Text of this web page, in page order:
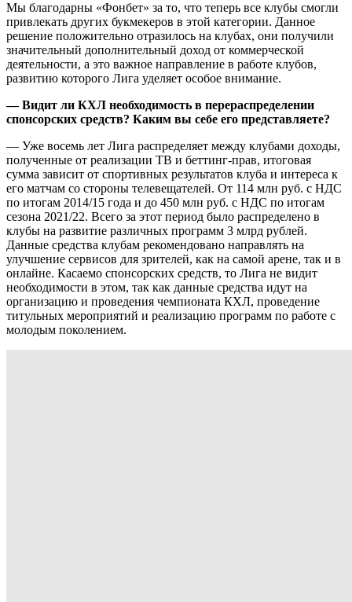
Мы благодарны «Фонбет» за то, что теперь все клубы смогли
привлекать других букмекеров в этой категории. Данное
решение положительно отразилось на клубах, они получили
значительный дополнительный доход от коммерческой
деятельности, а это важное направление в работе клубов,
развитию которого Лига уделяет особое внимание.
— Видит ли КХЛ необходимость в перераспределении
спонсорских средств? Каким вы себе его представляете?
— Уже восемь лет Лига распределяет между клубами доходы,
полученные от реализации ТВ и беттинг-прав, итоговая
сумма зависит от спортивных результатов клуба и интереса к
его матчам со стороны телевещателей. От 114 млн руб. с НДС
по итогам 2014/15 года и до 450 млн руб. с НДС по итогам
сезона 2021/22. Всего за этот период было распределено в
клубы на развитие различных программ 3 млрд рублей.
Данные средства клубам рекомендовано направлять на
улучшение сервисов для зрителей, как на самой арене, так и в
онлайне. Касаемо спонсорских средств, то Лига не видит
необходимости в этом, так как данные средства идут на
организацию и проведения чемпионата КХЛ, проведение
титульных мероприятий и реализацию программ по работе с
молодым поколением.